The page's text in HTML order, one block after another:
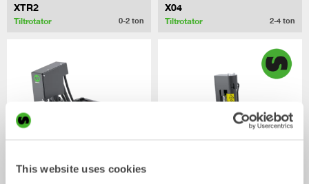
This website uses cookies
XTR2
Tiltrotator 0-2 ton
X04
Tiltrotator 2-4 ton